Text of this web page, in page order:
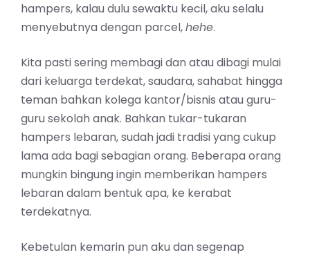
hampers, kalau dulu sewaktu kecil, aku selalu
menyebutnya dengan parcel,hehe.
Kita pasti sering membagi dan atau dibagi mulai
dari keluarga terdekat, saudara, sahabat hingga
teman bahkan kolega kantor/bisnis atau guru-
guru sekolah anak. Bahkan tukar-tukaran
hampers lebaran, sudah jadi tradisi yang cukup
lama ada bagi sebagian orang. Beberapa orang
mungkin bingung ingin memberikan hampers
lebaran dalam bentuk apa, ke kerabat
terdekatnya.
Kebetulan kemarin pun aku dan segenap